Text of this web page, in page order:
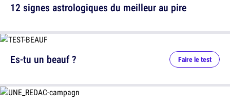
12 signes astrologiques du meilleur au pire
Es-tu un beauf ? Faire le test